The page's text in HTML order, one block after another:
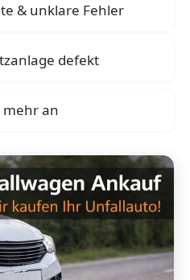
& unklare Fehler
defekt
an